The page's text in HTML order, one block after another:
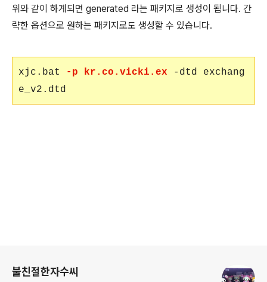
위와 같이 하게되면 generated 라는 패키지로 생성이 됩니다. 간
략한 옵션으로 원하는 패키지로도 생성할 수 있습니다.
xjc.bat -p kr.co.vicki.ex -dtd exchang
e_v2.dtd
불친절한자수씨